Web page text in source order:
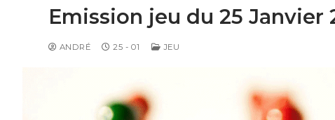
Emission jeu du 25 Janvier
ANDRÉ 25 - 01 JEU